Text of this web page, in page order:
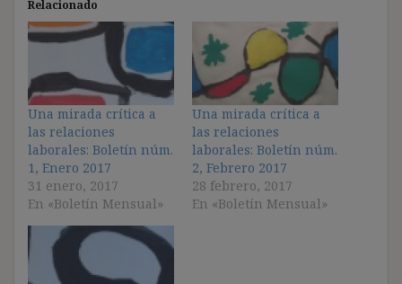
Relacionado
Una mirada crítica a
las relaciones
laborales: Boletín núm.
1, Enero 2017
31 enero, 2017
En «Boletín Mensual»
Una mirada crítica a
las relaciones
laborales: Boletín núm.
2, Febrero 2017
28 febrero, 2017
En «Boletín Mensual»